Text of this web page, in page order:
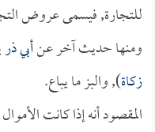
للتجارة, فيسمى عروض
ومنها حديث آخر عنأبي ذر
زكاة), والبز ما يباع.
المقصود أنه إذا كانت